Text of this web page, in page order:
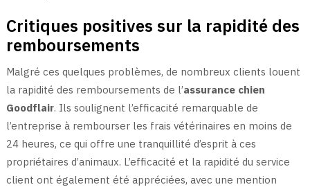
Critiques positives sur la rapidité des
remboursements
Malgré ces quelques problèmes, de nombreux clients louent
la rapidité des remboursements de l’assurance chien
Goodflair. Ils soulignent l’efficacité remarquable de
l’entreprise à rembourser les frais vétérinaires en moins de
24 heures, ce qui offre une tranquillité d’esprit à ces
propriétaires d’animaux. L’efficacité et la rapidité du service
client ont également été appréciées, avec une mention